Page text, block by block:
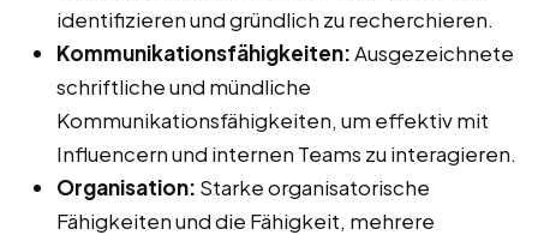
identifizieren und gründlich zu recherchieren.
Kommunikationsfähigkeiten:Ausgezeichnete
schriftliche und mündliche
Kommunikationsfähigkeiten, um effektiv mit
Influencern und internen Teams zu interagieren.
Organisation: Starke organisatorische
Fähigkeiten und die Fähigkeit, mehrere